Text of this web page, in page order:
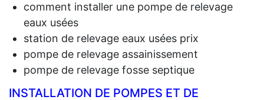
comment installer une pompe de relevage
eaux usées
station de relevage eaux usées prix
pompe de relevage assainissement
pompe de relevage fosse septique
INSTALLATION DE POMPES ET DE